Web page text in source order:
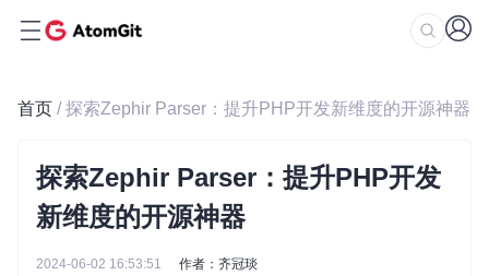
首页 / 探索Zephir Parser：提升PHP开发新维度的开源神器
探索Zephir Parser：提升PHP开发
新维度的开源神器
2024-06-02 16:53:51 作者：齐冠琰